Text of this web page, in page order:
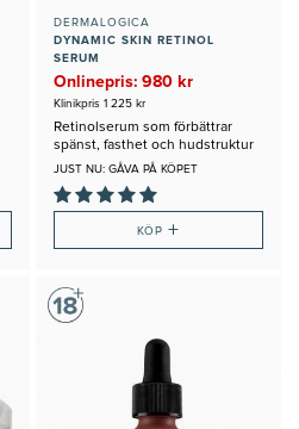
DERMALOGICA
DYNAMIC SKIN RETINOL
SERUM
Onlinepris: 980 kr
Klinikpris 1 225 kr
Retinolserum som förbättrar
spänst, fasthet och hudstruktur
JUST NU: GÅVA PÅ KÖPET
KÖP +